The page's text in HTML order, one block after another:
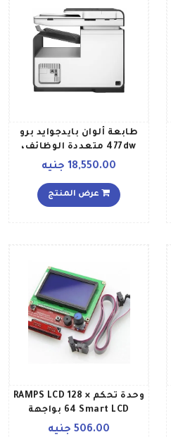
طابعة ألوان بايدجوايد برو
477dw متعددة الوظائف،
طراز D3Q20B رمادي أبيض18,550.00 جنيه
عرض المنتج
وحدة تحكم RAMPS LCD 128 ×
64 Smart LCD بواجهة
بطاقة SD
506.00 جنيه